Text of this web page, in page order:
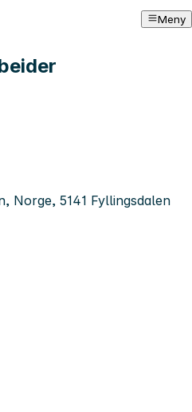
Meny
Norge, 5141 Fyllingsdalen